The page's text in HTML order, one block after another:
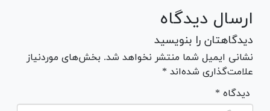
ارسال دیدگاه
دیدگاهتان را بنویسید
نشانی ایمیل شما منتشر نخواهد شد. بخش‌های موردنیاز
علامت‌گذاری شده‌اند *
* دیدگاه